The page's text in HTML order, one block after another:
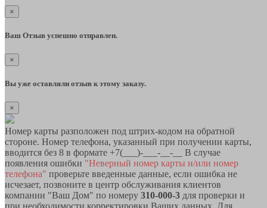
×
Ваш Отзыв успешно отправлен.
×
Вы уже оставляли отзыв к этому заказу.
×
Номер карты разположен под штрих-кодом на обратной
стороне. Номер телефона, указанный при получении карты,
вводится без 8 в формате +7(___)-___-__-__ В случае
появления ошибки "Неверный номер карты и/или номер
телефона" проверьте введенные данные, если ошибка не
исчезает, позвоните в центр обслуживания клиентов
компании "Ваш Дом" по номеру 310-000-3 для проверки и